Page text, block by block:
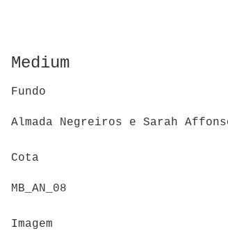
Medium
Fundo
Almada Negreiros e Sarah
Cota
MB_AN_08
Imagem